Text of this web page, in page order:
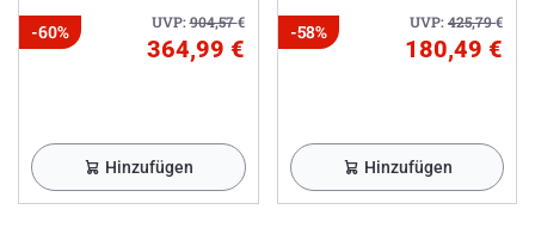
UVP:904,57€
-60%
364,99 €
Hinzufügen
UVP:425,79€
-58%
180,49 €
Hinzufügen